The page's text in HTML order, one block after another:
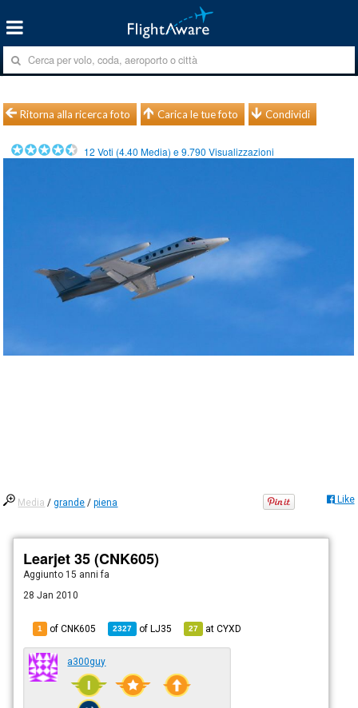
Ritorna alla ricerca foto Carica le tue foto Condividi
12 Voti (4.40 Media) e9.790 Visualizzazioni
Media /grande /piena Like
Learjet 35 (CNK605)
Aggiunto 15 anni fa
28 Jan 2010
1 of CNK605 2327 ofLJ35 27 atCYXD
a300guy